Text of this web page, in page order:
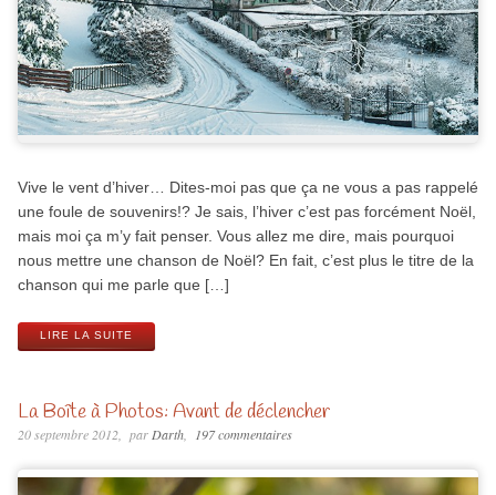
Vive le vent d’hiver… Dites-moi pas que ça ne vous a pas rappelé
une foule de souvenirs!? Je sais, l’hiver c’est pas forcément Noël,
mais moi ça m’y fait penser. Vous allez me dire, mais pourquoi
nous mettre une chanson de Noël? En fait, c’est plus le titre de la
chanson qui me parle que […]
LIRE LA SUITE
La Boîte à Photos: Avant de déclencher
20 septembre 2012 par Darth 197 commentaires